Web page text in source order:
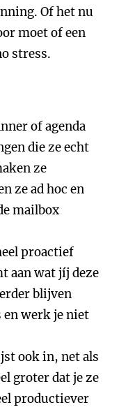
Of het nu
moet of een
stress.
of agenda
die ze echt
ze
ze ad hoc en
mailbox
proactief
aan wat jíj deze
blijven
en werk je niet
ook in, net als
groter dat je ze
productiever